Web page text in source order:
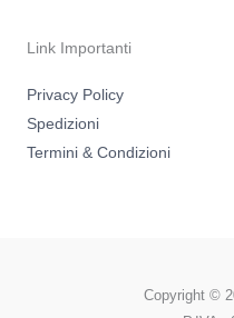
Link Importanti
Privacy Policy
Spedizioni
Termini & Condizioni
Copyright ©